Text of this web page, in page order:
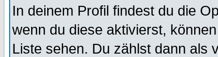
In deinem Profil findest du die
wenn du diese aktivierst,
Liste sehen. Du zählst dann als